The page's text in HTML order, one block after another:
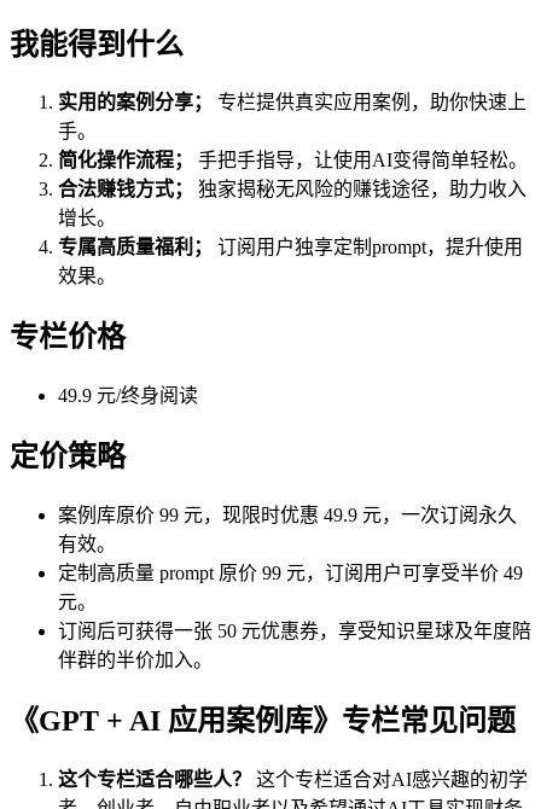
我能得到什么
实用的案例分享；
专栏提供真实应用案例，助你快速上
手。
简化操作流程；
手把手指导，让使用AI变得简单轻松。
合法赚钱方式；
独家揭秘无风险的赚钱途径，助力收入
增长。
专属高质量福利；
订阅用户独享定制prompt，提升使用
效果。
专栏价格
49.9 元/终身阅读
定价策略
案例库原价 99 元，现限时优惠 49.9 元，一次订阅永久
有效。
定制高质量 prompt 原价 99 元，订阅用户可享受半价 49
元。
订阅后可获得一张 50 元优惠券，享受知识星球及年度陪
伴群的半价加入。
《GPT + AI 应用案例库》专栏常见问题
这个专栏适合哪些人？
这个专栏适合对AI感兴趣的初学